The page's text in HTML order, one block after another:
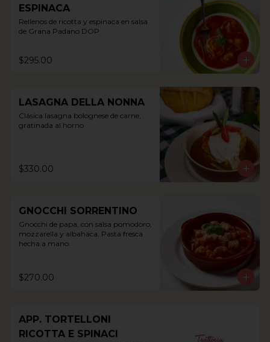
ESPINACA
Rellenos de ricotta y espinaca en salsa
de Grana Padano DOP
$295.00
LASAGNA DELLA NONNA
Clásica lasagna bolognese de carne,
gratinada al horno
$330.00
GNOCCHI SORRENTINO
Gnocchi de papa, con salsa pomodoro,
mozzarella y albahaca. Pasta fresca
hecha a mano.
$270.00
APP. TORTELLONI
RICOTTA E SPINACI